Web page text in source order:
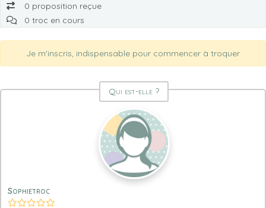
0 proposition reçue
0 troc en cours
Je m'inscris, indispensable pour commencer à troquer
Qui est-elle ?
Sophietroc